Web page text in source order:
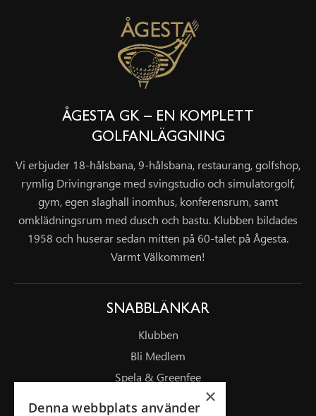
SNABBLÄNKAR
Klubben
Bli Medlem
Spela & Greenfee
ÅGESTA GK – EN KOMPLETT
GOLFANLÄGGNING
Vi erbjuder 18-hålsbana, 9-hålsbana, restaurang, golfshop,
rymlig Drivingrange med svingstudio och simulatorgolf,
gym, egen slaghall inomhus, konferensrum, samt
omklädningsrum med dusch och bastu. Klubben bildades
1958 och huserar sedan mitten på 60-talet på Ågesta.
Varmt Välkommen!
×
Denna webbplats använder